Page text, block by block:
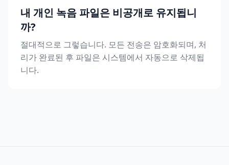
내 개인 녹음 파일은 비공개로 유지됩니
까?
절대적으로 그렇습니다. 모든 전송은 암호화되며, 처
리가 완료된 후 파일은 시스템에서 자동으로 삭제됩
니다.